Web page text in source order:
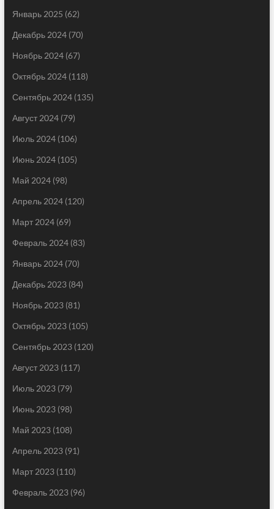
Январь 2025 (62)
Декабрь 2024(70)
Ноябрь 2024(67)
Октябрь 2024(118)
Сентябрь 2024(135)
Август 2024(79)
Июль 2024(106)
Июнь 2024(105)
Май 2024(98)
Апрель 2024(120)
Март 2024(69)
Февраль 2024(83)
Январь 2024(70)
Декабрь 2023(84)
Ноябрь 2023(81)
Октябрь 2023(105)
Сентябрь 2023(120)
Август 2023(117)
Июль 2023(79)
Июнь 2023(98)
Май 2023(108)
Апрель 2023(91)
Март 2023(110)
Февраль 2023(96)